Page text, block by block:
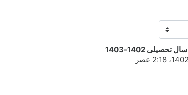
1402-1403